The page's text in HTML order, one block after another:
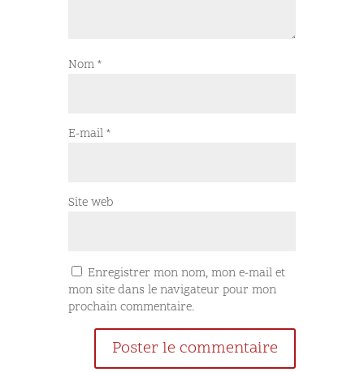
Nom*
E-mail*
Site web
Enregistrer mon nom, mon e-mail et
mon site dans le navigateur pour mon
prochain commentaire.